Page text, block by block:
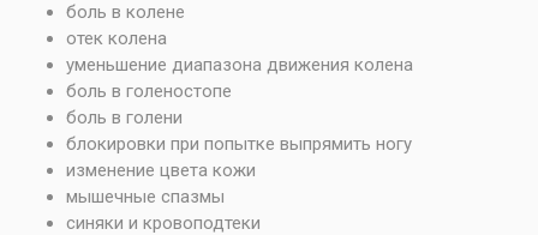
боль в колене
отек колена
уменьшение диапазона движения колена
боль в голеностопе
боль в голени
блокировки при попытке выпрямить ногу
изменение цвета кожи
мышечные спазмы
синяки и кровоподтеки